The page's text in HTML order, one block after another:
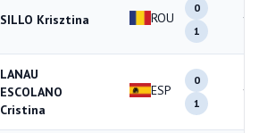
SILLO Krisztina ROU
0
1
1
LANAU
ESCOLANO
Cristina
ESP
0
1
1